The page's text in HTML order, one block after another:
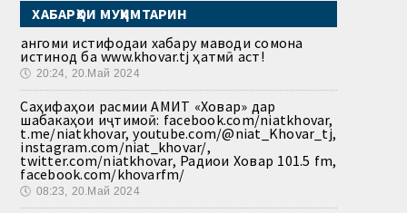
ХАБАРҲОИ МУҲИМТАРИН
Ҳангоми истифодаи хабару маводи сомона
истинод ба www.khovar.tj ҳатмӣ аст!
🕔 20:24, 20.Май 2024
Саҳифаҳои расмии АМИТ «Ховар» дар
шабакаҳои иҷтимоӣ: facebook.com/niatkhovar,
t.me/niatkhovar, youtube.com/@niat_Khovar_tj,
instagram.com/niat_khovar/,
twitter.com/niatkhovar, Радиои Ховар 101.5 fm,
facebook.com/khovarfm/
🕔 08:23, 20.Май 2024